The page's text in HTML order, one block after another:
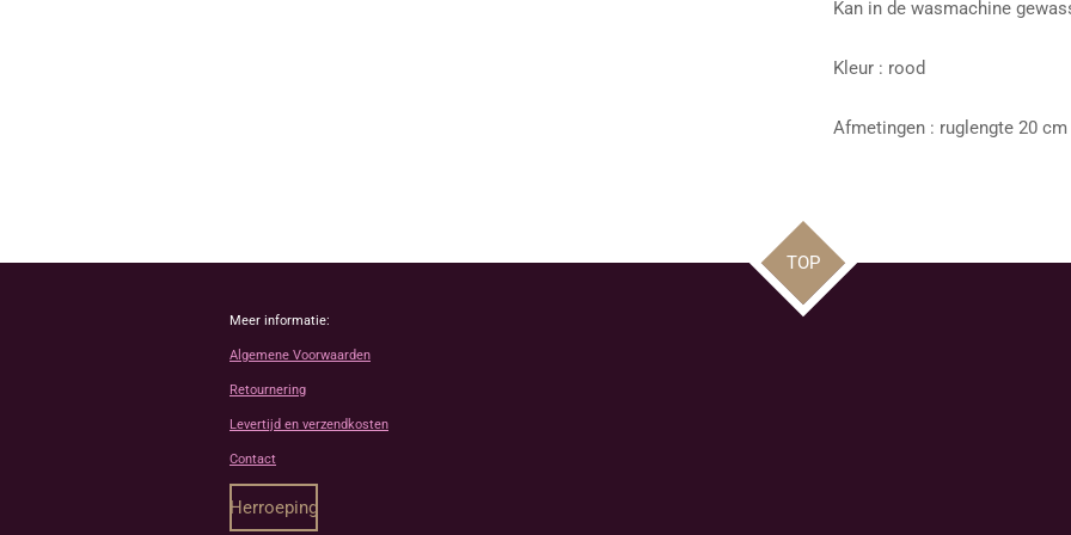
Kan in de wasmachine
Kleur : rood
Afmetingen : ruglengte 20 cm
TOP
Meer informatie:
Algemene Voorwaarden
Retournering
Levertijd en verzendkosten
Contact
Herroeping